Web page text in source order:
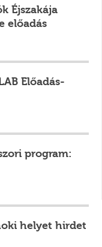
Éjszakája
előadás
Előadás-
program:
helyet hirdet